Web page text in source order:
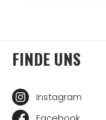
FINDE UNS
Instagram